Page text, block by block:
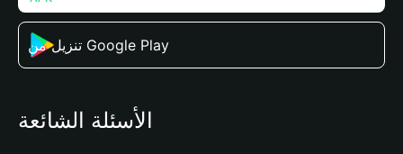
تنزيل من Google Play
الأسئلة الشائعة